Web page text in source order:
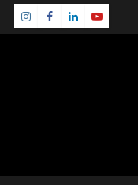
Instagram
Facebook
LinkedinYoutube